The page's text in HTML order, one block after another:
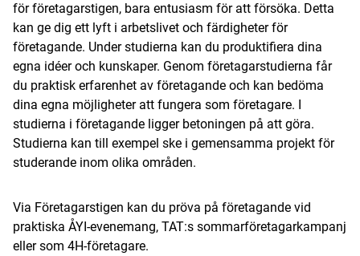
för företagarstigen, bara entusiasm för att försöka. Detta
kan ge dig ett lyft i arbetslivet och färdigheter för
företagande. Under studierna kan du produktifiera dina
egna idéer och kunskaper. Genom företagarstudierna får
du praktisk erfarenhet av företagande och kan bedöma
dina egna möjligheter att fungera som företagare. I
studierna i företagande ligger betoningen på att göra.
Studierna kan till exempel ske i gemensamma projekt för
studerande inom olika områden.
Via Företagarstigen kan du pröva på företagande vid
praktiska ÅYI-evenemang, TAT:s sommarföretagarkampanj
eller som 4H-företagare.